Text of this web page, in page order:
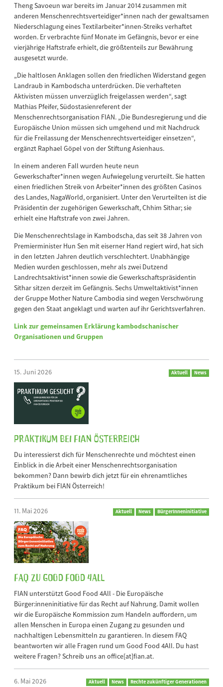
Theng Savoeun war bereits im Januar 2014 zusammen mit
anderen Menschenrechtsverteidiger*innen nach der gewaltsamen
Niederschlagung eines Textilarbeiter*innen-Streiks verhaftet
worden. Er verbrachte fünf Monate im Gefängnis, bevor er eine
vierjährige Haftstrafe erhielt, die größtenteils zur Bewährung
ausgesetzt wurde.
„Die haltlosen Anklagen sollen den friedlichen Widerstand gegen
Landraub in Kambodscha unterdrücken. Die verhafteten
Aktivisten müssen unverzüglich freigelassen werden“, sagt
Mathias Pfeifer, Südostasienreferent der
Menschenrechtsorganisation FIAN. „Die Bundesregierung und die
Europäische Union müssen sich umgehend und mit Nachdruck
für die Freilassung der Menschenrechtsverteidiger einsetzen“,
ergänzt Raphael Göpel von der Stiftung Asienhaus.
In einem anderen Fall wurden heute neun
Gewerkschafter*innen wegen Aufwiegelung verurteilt. Sie hatten
einen friedlichen Streik von Arbeiter*innen des größten Casinos
des Landes, NagaWorld, organisiert. Unter den Verurteilten ist die
Präsidentin der zugehörigen Gewerkschaft, Chhim Sithar; sie
erhielt eine Haftstrafe von zwei Jahren.
Die Menschenrechtslage in Kambodscha, das seit 38 Jahren von
Premierminister Hun Sen mit eiserner Hand regiert wird, hat sich
in den letzten Jahren deutlich verschlechtert. Unabhängige
Medien wurden geschlossen, mehr als zwei Dutzend
Landrechtsaktivist*innen sowie die Gewerkschaftspräsidentin
Sithar sitzen derzeit im Gefängnis. Sechs Umweltaktivist*innen
der Gruppe Mother Nature Cambodia sind wegen Verschwörung
gegen den Staat angeklagt und warten auf ihr Gerichtsverfahren.
Link zur gemeinsamen Erklärung kambodschanischer
Organisationen und Gruppen
15. Juni 2026 Aktuell News
Praktikum bei FIAN Österreich
Du interessierst dich für Menschenrechte und möchtest einen
Einblick in die Arbeit einer Menschenrechtsorganisation
bekommen? Dann bewirb dich jetzt für ein ehrenamtliches
Praktikum bei FIAN Österreich!
11. Mai 2026 Aktuell News BürgerInneninitiative
FAQ zu Good Food 4All
FIAN unterstützt Good Food 4All - Die Europäische
Bürger:inneninitiative für das Recht auf Nahrung. Damit wollen
wir die Europäische Kommission zum Handeln auffordern, um
allen Menschen in Europa einen Zugang zu gesunden und
nachhaltigen Lebensmitteln zu garantieren. In diesem FAQ
beantworten wir alle Fragen rund um Good Food 4All. Du hast
weitere Fragen? Schreib uns an office[at]fian.at.
6. Mai 2026 Aktuell News Rechte zukünftiger Generationen